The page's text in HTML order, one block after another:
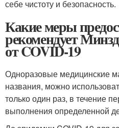
себе чистоту и безопасность.
Какие меры
рекомендует
от COVID-19
Одноразовые медицинские
названия, можно
только один раз, в течение
выполнения определенной